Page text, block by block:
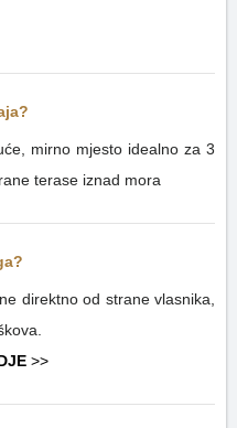
mirno mjesto idealno za 3
terase iznad mora
direktno od strane vlasnika,
>>